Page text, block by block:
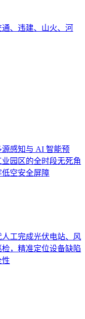
、违建、山火、河
感知与 AI 智能预
园区的全时段无死角
空安全屏障
工完成光伏电站、风
，精准定位设备缺陷
性